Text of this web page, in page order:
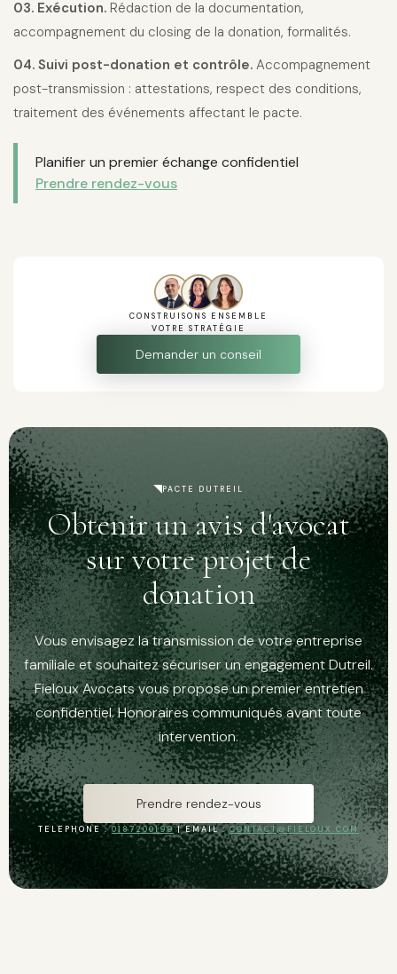
03. Exécution. Rédaction de la documentation,
accompagnement du closing de la donation, formalités.
04. Suivi post-donation et contrôle. Accompagnement
post-transmission : attestations, respect des conditions,
traitement des événements affectant le pacte.
Planifier un premier échange confidentiel
Prendre rendez-vous
CONSTRUISONS ENSEMBLE
VOTRE STRATÉGIE
Demander un conseil
PACTE DUTREIL
Obtenir un avis d'avocat
sur votre projet de
donation
Vous envisagez la transmission de votre entreprise
familiale et souhaitez sécuriser un engagement Dutreil.
Fieloux Avocats vous propose un premier entretien
confidentiel. Honoraires communiqués avant toute
intervention.
Prendre rendez-vous
TELEPHONE :0187200199| EMAIL :CONTACT@FIELOUX.COM